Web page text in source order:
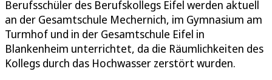
Berufsschüler des Berufskollegs Eifel werden aktuell
an der Gesamtschule Mechernich, im Gymnasium am
Turmhof und in der Gesamtschule Eifel in
Blankenheim unterrichtet, da die Räumlichkeiten des
Kollegs durch das Hochwasser zerstört wurden.